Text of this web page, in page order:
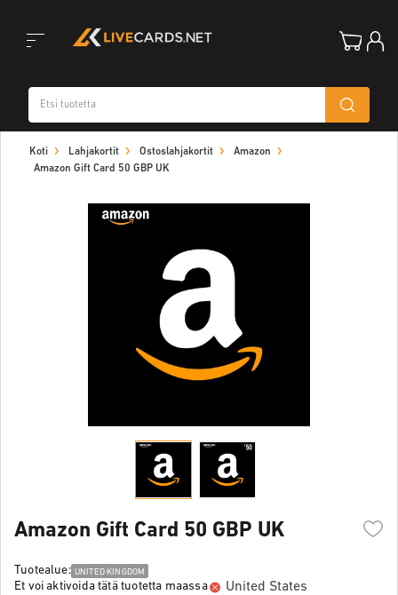
navigation
Koti Lahjakortit Ostoslahjakortit
Amazon
Amazon Gift Card 50 GBP UK
Amazon Gift Card 50 GBP UK
Tuotealue: UNITED KINGDOM
Et voi aktivoida tätä tuotetta maassa United States